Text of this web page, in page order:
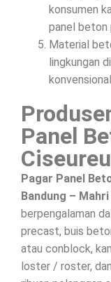
konsumen
panel beton
Material
lingkungan
Panel
Pagar Panel
Bandung –
berpengalaman
precast, buis
atau conblock,
loster / roster,